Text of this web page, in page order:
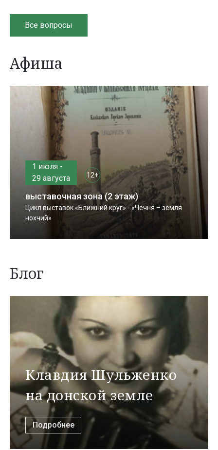
Все вопросы
Афиша
1 июля -
29 августа
12+
выставочная зона (2 этаж)
Цикл выставок «Ближний круг» - «Чечня – земля
нохчий»
Блог
Клавдия Шульженко
на донской земле
Подробнее